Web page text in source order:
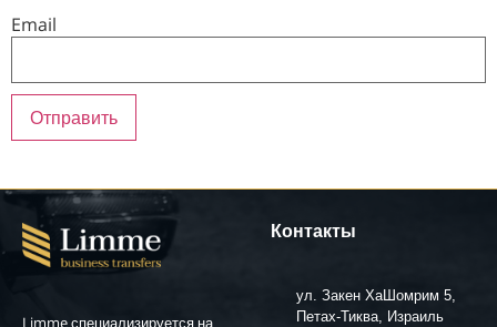
Email
Контакты
ул. Закен ХаШомрим 5,
Петах-Тиква, Израиль